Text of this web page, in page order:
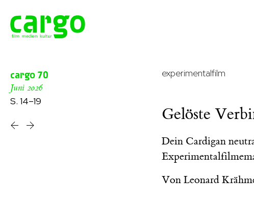
cargo 70
Juni 2026
S. 14–19
experimentalfilm
Gelöste
Dein Cardigan
Von Leonard